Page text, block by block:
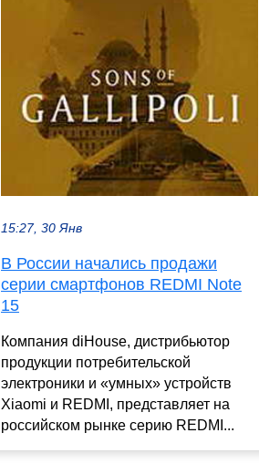
15:27, 30 Янв
В России начались продажи
серии смартфонов REDMI Note
15
Компания diHouse, дистрибьютор
продукции потребительской
электроники и «умных» устройств
Xiaomi и REDMI, представляет на
российском рынке серию REDMI...